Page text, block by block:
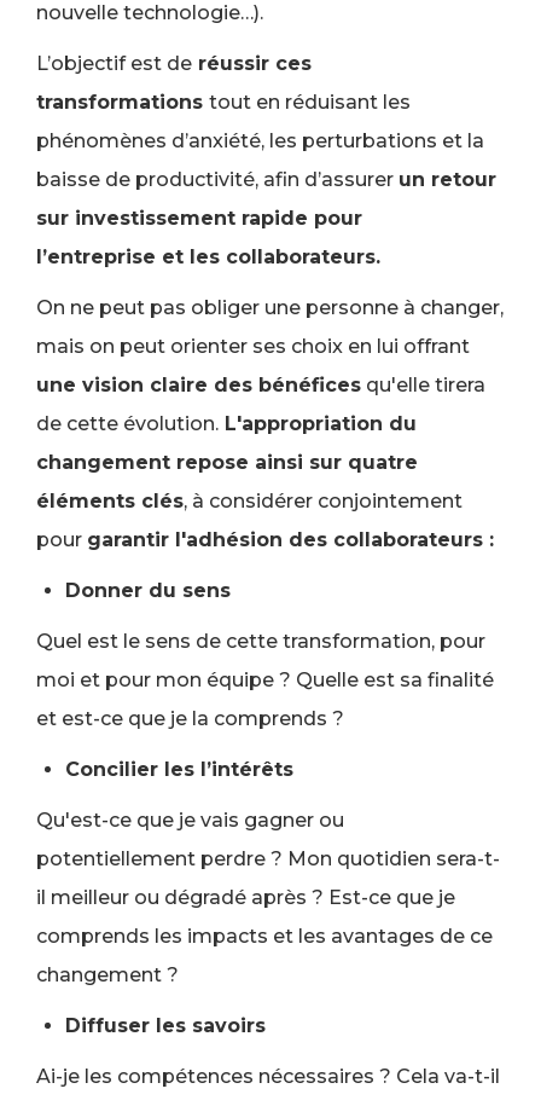
nouvelle technologie…).
L’objectif est de réussir ces
transformations tout en réduisant les
phénomènes d’anxiété, les perturbations et la
baisse de productivité, afin d’assurer un retour
sur investissement rapide pour
l’entreprise et les collaborateurs.
On ne peut pas obliger une personne à changer,
mais on peut orienter ses choix en lui offrant
une vision claire des bénéfices qu'elle tirera
de cette évolution. L'appropriation du
changement repose ainsi sur quatre
éléments clés, à considérer conjointement
pour garantir l'adhésion des collaborateurs :
Donner du sens
Quel est le sens de cette transformation, pour
moi et pour mon équipe ? Quelle est sa finalité
et est-ce que je la comprends ?
Concilier les l’intérêts
Qu'est-ce que je vais gagner ou
potentiellement perdre ? Mon quotidien sera-t-
il meilleur ou dégradé après ? Est-ce que je
comprends les impacts et les avantages de ce
changement ?
Diffuser les savoirs
Ai-je les compétences nécessaires ? Cela va-t-il